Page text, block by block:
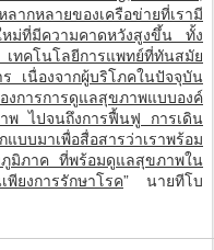
ากหลายของเครือข่ายที่เรามี
หม่ที่มีความคาดหวังสูงขึ้น ทั้ง
คโนโลยีการแพทย์ที่ทันสมัย
เนื่องจากผู้บริโภคในปัจจุบัน
งการการดูแลสุขภาพแบบองค์
พ ไปจนถึงการฟื้นฟู การเดิน
บบมาเพื่อสื่อสารว่าเราพร้อม
มิภาค ที่พร้อมดูแลสุขภาพใน
ยงการรักษาโรค” นายทีโบ